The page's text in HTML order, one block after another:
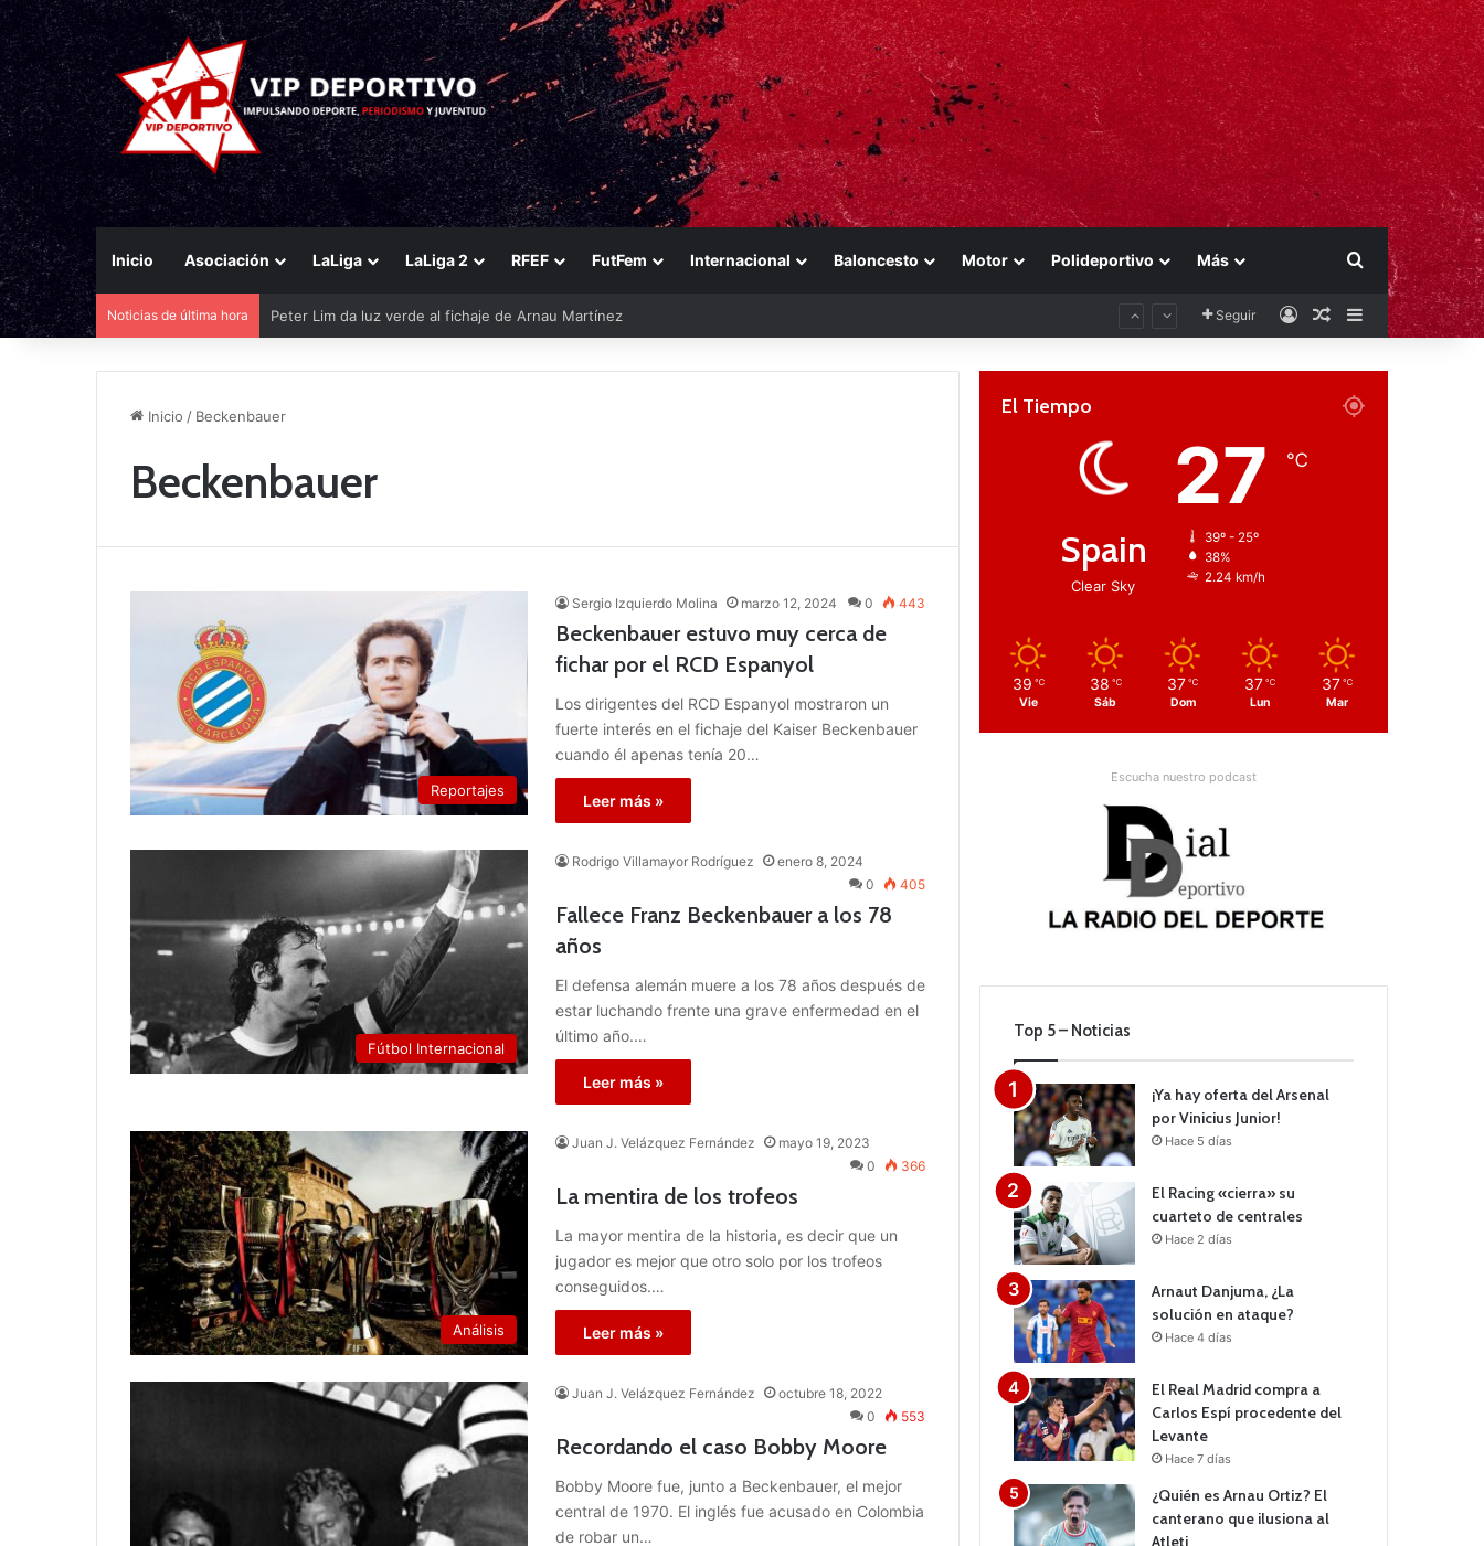
Inicio Asociación LaLiga LaLiga 2 RFEF FutFem Internacional Baloncesto Motor Polideportivo Más Buscar por
Noticias de última hora Peter Lim da luz verde al fichaje de Arnau Martínez Seguir AccesoPublicación al
Barra lateral
Inicio / Beckenbauer
Beckenbauer
Reportajes
Sergio Izquierdo Molina marzo 12, 2024 0 443
Beckenbauer estuvo muy cerca de
fichar por el RCD Espanyol
Los dirigentes del RCD Espanyol mostraron un
fuerte interés en el fichaje del Kaiser Beckenbauer
cuando él apenas tenía 20…
Leer más »
Fútbol Internacional
Rodrigo Villamayor Rodríguez
enero 8, 2024
0
405
Fallece Franz Beckenbauer a los 78
años
El defensa alemán muere a los 78 años después de
estar luchando frente una grave enfermedad en el
último año.…
Leer más »
Análisis
Juan J. Velázquez Fernández
mayo 19, 2023
0
366
La mentira de los trofeos
La mayor mentira de la historia, es decir que un
jugador es mejor que otro solo por los trofeos
conseguidos.…
Leer más »
Juan J. Velázquez Fernández
octubre 18, 2022
0
553
Recordando el caso Bobby Moore
Bobby Moore fue, junto a Beckenbauer, el mejor
central de 1970. El inglés fue acusado en Colombia
de robar un…
El Tiempo
Spain
Clear Sky
27 ℃
39º - 25º
38%
2.24 km/h
39 ℃
Vie
38 ℃
Sáb
37 ℃
Dom
37 ℃
Lun
37 ℃
Mar
Escucha nuestro podcast
Top 5 – Noticias
¡Ya hay oferta del Arsenal
por Vinicius Junior!
Hace 5 días
El Racing «cierra» su
cuarteto de centrales
Hace 2 días
Arnaut Danjuma, ¿La
solución en ataque?
Hace 4 días
El Real Madrid compra a
Carlos Espí procedente del
Levante
Hace 7 días
¿Quién es Arnau Ortiz? El
canterano que ilusiona al
Atleti